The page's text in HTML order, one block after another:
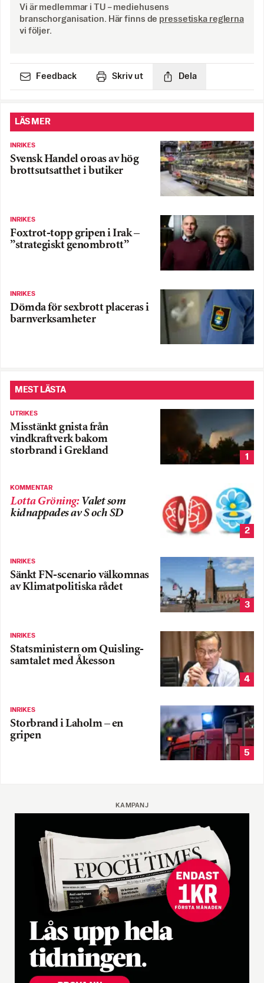
Vi är medlemmar i TU – mediehusens
branschorganisation. Här finns de pressetiska reglerna
vi följer.
Feedback Skriv ut Dela
LÄS MER
INRIKES
Svensk Handel oroas av hög
brottsutsatthet i butiker
INRIKES
Foxtrot-topp gripen i Irak –
”strategiskt genombrott”
INRIKES
Dömda för sexbrott placeras i
barnverksamheter
MEST LÄSTA
UTRIKES
Misstänkt gnista från
vindkraftverk bakom
storbrand i Grekland
1
KOMMENTAR
Lotta Gröning: Valet som
kidnappades av S och SD
2
INRIKES
Sänkt FN-scenario välkomnas
av Klimatpolitiska rådet
3
INRIKES
Statsministern om Quisling-
samtalet med Åkesson
4
INRIKES
Storbrand i Laholm – en
gripen
5
KAMPANJ